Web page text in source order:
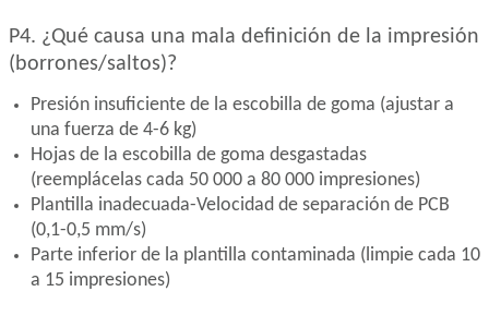
P4. ¿Qué causa una mala definición de la impresión
(borrones/saltos)?
Presión insuficiente de la escobilla de goma (ajustar a
una fuerza de 4-6 kg)
Hojas de la escobilla de goma desgastadas
(reemplácelas cada 50 000 a 80 000 impresiones)
Plantilla inadecuada-Velocidad de separación de PCB
(0,1-0,5 mm/s)
Parte inferior de la plantilla contaminada (limpie cada 10
a 15 impresiones)